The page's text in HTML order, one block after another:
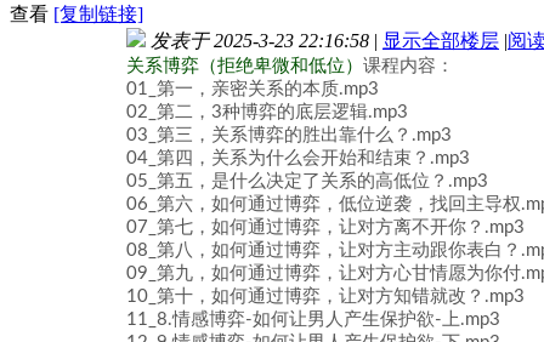
查看 [复制链接]
发表于 2025-3-23 22:16:58 | 显示全部楼层 |阅
关系博弈（拒绝卑微和低位） 课程内容：
01_第一，亲密关系的本质.mp3
02_第二，3种博弈的底层逻辑.mp3
03_第三，关系博弈的胜出靠什么？.mp3
04_第四，关系为什么会开始和结束？.mp3
05_第五，是什么决定了关系的高低位？.mp3
06_第六，如何通过博弈，低位逆袭，找回主导权
07_第七，如何通过博弈，让对方离不开你？.mp3
08_第八，如何通过博弈，让对方主动跟你表白？
09_第九，如何通过博弈，让对方心甘情愿为你付
10_第十，如何通过博弈，让对方知错就改？.mp3
11_8.情感博弈-如何让男人产生保护欲-上.mp3